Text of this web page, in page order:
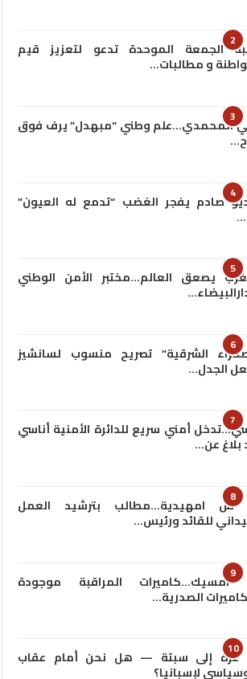
2الجمعة الموحدة تدعو لتعزيز قيم
و مطالبات…
3المحمدي…علم وطني “مبهدل” يرف فوق
4 صادم يفجر الغضب “تدمع له العيون”
5 يصعق العالم…مختبر الأمن الوطني
6 الشرقية” تصريح منسوب لسانشيز
الجدل…
7 أمني سريع للدائرة الأمنية أناسي
بلاغ عن…
8س امهيدية…مطالب بترشيد العمل
للقائد ورئيس…
9
امسيك…كاميرات المراقبة موجودة
الصدرية…
10
غزة إلى سبتة — هل نحن أمام عقاب
لإسبانيا؟